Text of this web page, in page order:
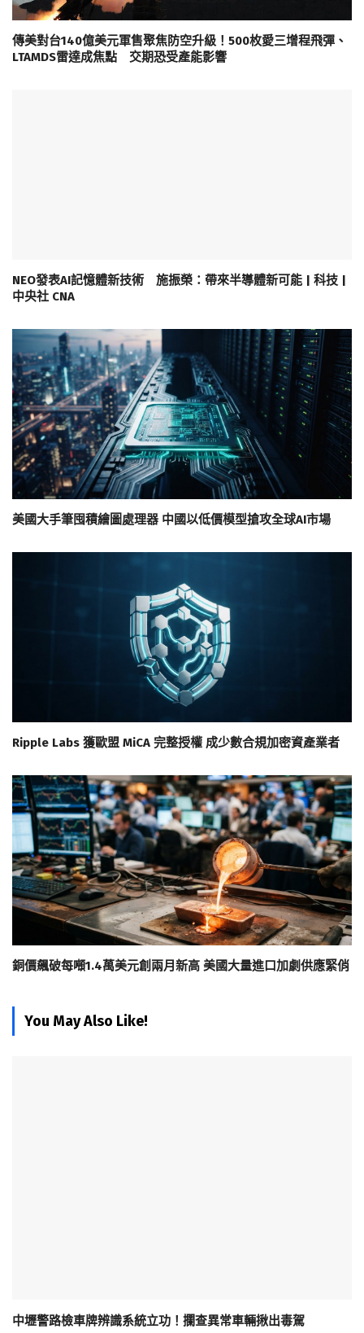
傳美對台140億美元軍售聚焦防空升級！500枚愛三增程飛彈、
LTAMDS雷達成焦點 交期恐受產能影響
NEO發表AI記憶體新技術 施振榮：帶來半導體新可能 | 科技 |
中央社 CNA
美國大手筆囤積繪圖處理器 中國以低價模型搶攻全球AI市場
Ripple Labs 獲歐盟 MiCA 完整授權 成少數合規加密資產業者
銅價飆破每噸1.4萬美元創兩月新高 美國大量進口加劇供應緊俏
You May Also Like!
中壢警路檢車牌辨識系統立功！攔查異常車輛揪出毒駕